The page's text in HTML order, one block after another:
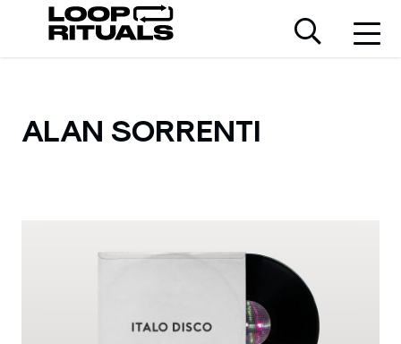
ALAN SORRENTI